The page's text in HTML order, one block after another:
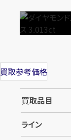
買取参考価格
買取品目
ライン